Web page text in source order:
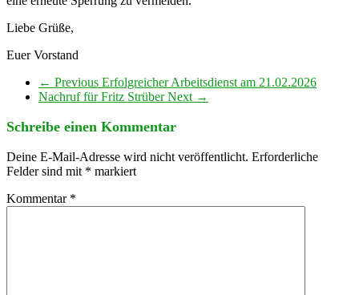
Liebe Grüße,
Euer Vorstand
← Previous Erfolgreicher Arbeitsdienst am 21.02.2026
Nachruf für Fritz StrüberNext →
Schreibe einen Kommentar
Deine E-Mail-Adresse wird nicht veröffentlicht. Erforderliche
Felder sind mit * markiert
Kommentar *